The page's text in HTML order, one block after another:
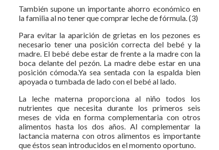
También supone un importante ahorro económico en
la familia al no tener que comprar leche de fórmula. (3)
Para evitar la aparición de grietas en los pezones es
necesario tener una posición correcta del bebé y la
madre. El bebé debe estar de frente a la madre con la
boca delante del pezón. La madre debe estar en una
posición cómoda.Ya sea sentada con la espalda bien
apoyada o tumbada de lado con el bebé al lado.
La leche materna proporciona al niño todos los
nutrientes que necesita durante los primeros seis
meses de vida en forma complementaria con otros
alimentos hasta los dos años. Al complementar la
lactancia materna con otros alimentos es importante
que éstos sean introducidos en el momento oportuno.